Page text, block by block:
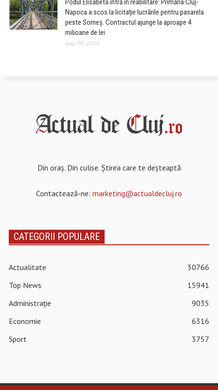
Podul Elisabeta intră în reabilitare: Primăria Cluj-
Napoca a scos la licitație lucrările pentru pasarela
peste Someș. Contractul ajunge la aproape 4
milioane de lei
aug. 08, 2026
Din oraș. Din culise. Știrea care te deșteaptă
Contactează-ne: marketing@actualdecluj.ro
CATEGORII POPULARE
Actualitate
30766
Top News
15941
Administrație
9035
Economie
6316
Sport
3757